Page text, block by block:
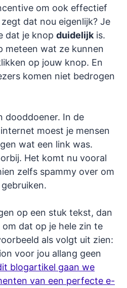
om ook effectief
dat nou eigenlijk? Je
dat je knop duidelijk is.
meteen wat ze kunnen
op jouw knop. En
komen niet bedrogen
dooddoener. In de
moest je mensen
wat een link was.
Het komt nu vooral
zelfs spammy over om
op een stuk tekst, dan
dat op je hele zin te
als volgt uit zien:
voor jou allang geen
blogartikel gaan we
van een perfecte e-